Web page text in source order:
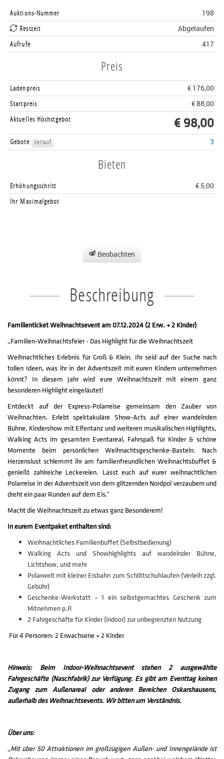
Auktions-Nummer
198
Restzeit
Abgelaufen
Aufrufe
417
Preis
Ladenpreis
€ 176,00
Startpreis
€ 88,00
Aktuelles Höchstgebot
€ 98,00
Gebote Verlauf 3
Bieten
Erhöhungsschritt
€ 5,00
Ihr Maximalgebot
Beobachten
Beschreibung
Familienticket Weihnachtsevent am 07.12.2024 (2 Erw. + 2 Kinder)
„Familien-Weihnachtsfeier - Das Highlight für die Weihnachtszeit
Weihnachtliches Erlebnis für Groß & Klein. Ihr seid auf der Suche nach
tollen Ideen, was ihr in der Adventszeit mit euren Kindern unternehmen
könnt? In diesem Jahr wird eure Weihnachtszeit mit einem ganz
besonderen Highlight eingeläutet!
Entdeckt auf der Express-Polarreise gemeinsam den Zauber von
Weihnachten. Erlebt spektakuläre Show-Acts auf einer wandelnden
Bühne, Kindershow mit Elfentanz und weiteren musikalischen Highlights,
Walking Acts im gesamten Eventareal, Fahrspaß für Kinder & schöne
Momente beim persönlichen Weihnachtsgeschenke-Basteln. Nach
Herzenslust schlemmt ihr am familienfreundlichen Weihnachtsbuffet &
genießt zahlreiche Leckereien. Lasst euch auf eurer weihnachtlichen
Polarreise in der Adventszeit von dem glitzernden Nordpol verzaubern und
dreht ein paar Runden auf dem Eis.“
Macht die Weihnachtszeit zu etwas ganz Besonderem!
In eurem Eventpaket enthalten sind:
Weihnachtliches Familienbuffet (Selbstbedienung)
Walking Acts und Showhighlights auf wandelnder Bühne,
Lichtshow, und mehr
Polarwelt mit kleiner Eisbahn zum Schlittschuhlaufen (Verleih zzgl.
Gebühr)
Geschenke-Werkstatt – 1 ein selbstgemachtes Geschenk zum
Mitnehmen p.P.
2 Fahrgeschäfte für Kinder (indoor) zur unbegrenzten Nutzung
Für 4 Personen: 2 Erwachsene + 2 Kinder
Hinweis: Beim Indoor-Weihnachtsevent stehen 2 ausgewählte
Fahrgeschäfte (Naschfabrik) zur Verfügung. Es gibt am Eventtag keinen
Zugang zum Außenareal oder anderen Bereichen Oskarshausens,
außerhalb des Weihnachtsevents. Wir bitten um Verständnis.
Über uns:
„Mit über 50 Attraktionen im großzügigen Außen- und Innengelände ist